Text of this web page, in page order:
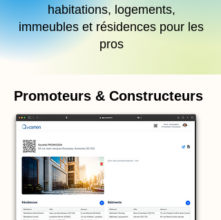
habitations, logements,
immeubles et résidences pour les
pros
Promoteurs & Constructeurs